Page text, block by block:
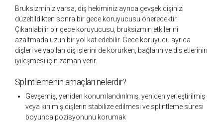
Bruksizminiz varsa, diş hekiminiz ayrıca gevşek dişinizi
düzeltildikten sonra bir gece koruyucusu önerecektir.
Çıkarılabilir bir gece koruyucusu, bruksizmin etkilerini
azaltmada uzun bir yol kat edebilir. Gece koruyucu ayrıca
dişleri ve yapılan diş işlerini de korurken, bağların ve diş etlerinin
iyileşmesi için zaman verir.
Splintlemenin amaçları nelerdir?
Gevşemiş, yeniden konumlandırılmış, yeniden yerleştirilmiş
veya kırılmış dişlerin stabilize edilmesi ve splintleme süresi
boyunca pozisyonunu korumak